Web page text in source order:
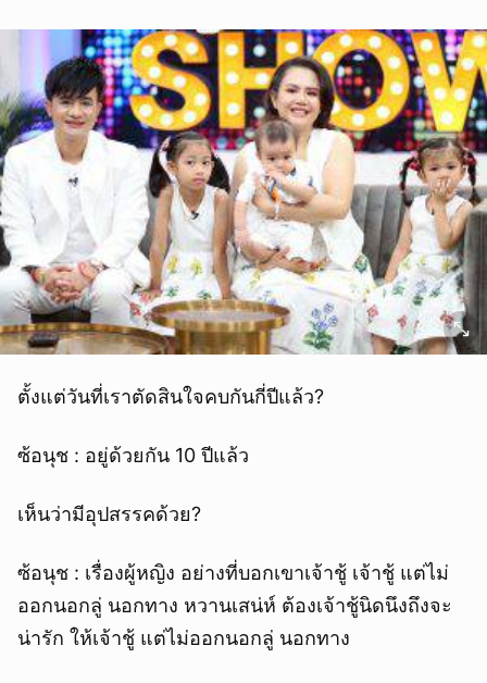
ตั้งแต่วันที่เราตัดสินใจคบกันกี่ปีแล้ว?
ซ้อนุช : อยู่ด้วยกัน 10 ปีแล้ว
เห็นว่ามีอุปสรรคด้วย?
ซ้อนุช : เรื่องผู้หญิง อย่างที่บอกเขาเจ้าชู้ เจ้าชู้ แต่ไม่
ออกนอกลู่ นอกทาง หวานเสน่ห์ ต้องเจ้าชู้นิดนึงถึงจะ
น่ารัก ให้เจ้าชู้ แต่ไม่ออกนอกลู่ นอกทาง